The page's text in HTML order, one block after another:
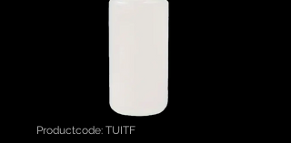
Productcode: TUITF